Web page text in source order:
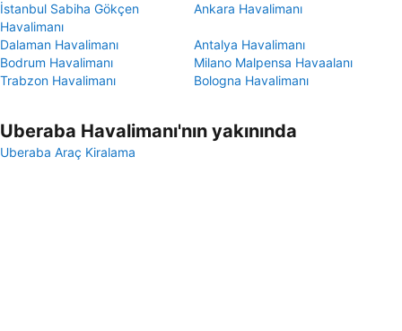
İstanbul Sabiha Gökçen
Havalimanı
Ankara Havalimanı
Dalaman Havalimanı
Antalya Havalimanı
Bodrum Havalimanı
Milano Malpensa Havaalanı
Trabzon Havalimanı
Bologna Havalimanı
Uberaba Havalimanı'nın yakınında
Uberaba Araç Kiralama